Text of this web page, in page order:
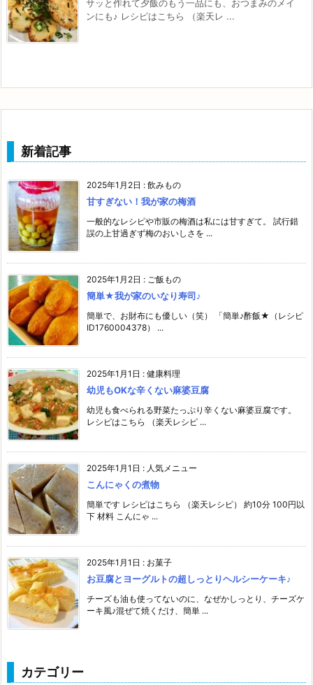
サッと作れて夕飯のもう一品にも、おつまみのメイ
ンにも♪ レシピはこちら （楽天レ ...
新着記事
2025年1月2日 : 飲みもの
甘すぎない！我が家の梅酒
一般的なレシピや市販の梅酒は私には甘すぎて。 試行錯
誤の上甘過ぎず梅のおいしさを ...
2025年1月2日 : ご飯もの
簡単★我が家のいなり寿司♪
簡単で、お財布にも優しい（笑） 「簡単♪酢飯★（レシピ
ID1760004378） ...
2025年1月1日 : 健康料理
幼児もOKな辛くない麻婆豆腐
幼児も食べられる野菜たっぷり辛くない麻婆豆腐です。
レシピはこちら （楽天レシピ ...
2025年1月1日 : 人気メニュー
こんにゃくの煮物
簡単です レシピはこちら （楽天レシピ） 約10分 100円以
下 材料 こんにゃ ...
2025年1月1日 : お菓子
お豆腐とヨーグルトの超しっとりヘルシーケーキ♪
チーズも油も使ってないのに、なぜかしっとり、チーズケ
ーキ風♪混ぜて焼くだけ、簡単 ...
カテゴリー